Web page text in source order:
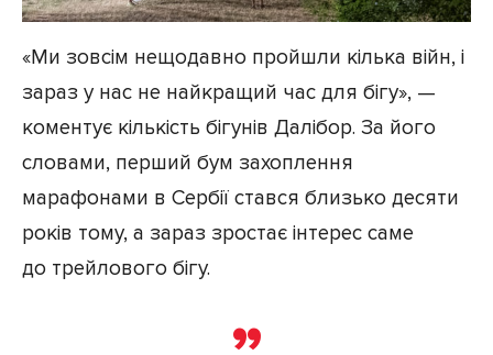
«Ми зовсім нещодавно пройшли кілька війн, і
зараз у нас не найкращий час для бігу», —
коментує кількість бігунів Далібор. За його
словами, перший бум захоплення
марафонами в Сербії стався близько десяти
років тому, а зараз зростає інтерес саме
до трейлового бігу.